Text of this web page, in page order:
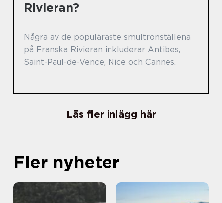
Rivieran?
Några av de populäraste smultronställena
på Franska Rivieran inkluderar Antibes,
Saint-Paul-de-Vence, Nice och Cannes.
Läs fler inlägg här
Fler nyheter